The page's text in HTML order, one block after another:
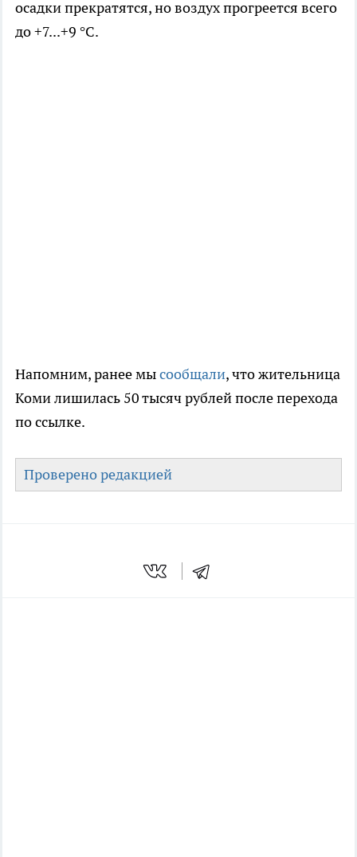
осадки прекратятся, но воздух прогреется всего
до +7...+9 °C.
Напомним, ранее мысообщали, что жительница
Коми лишилась 50 тысяч рублей после перехода
по ссылке.
Проверено редакцией